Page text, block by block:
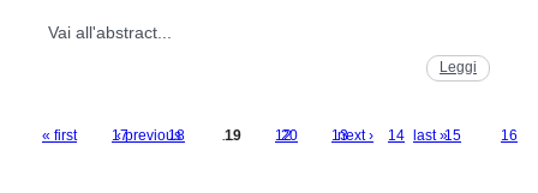
Vai all'abstract...
Leggi
« first ‹ previous … 12 13 14 15 16
17 18 19 20 next › last »